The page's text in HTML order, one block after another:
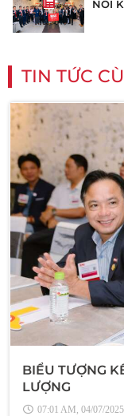
NỐI
TIN TỨC
BIỂU TƯỢNG
LƯỢNG
07:01 AM, 04/07/2025